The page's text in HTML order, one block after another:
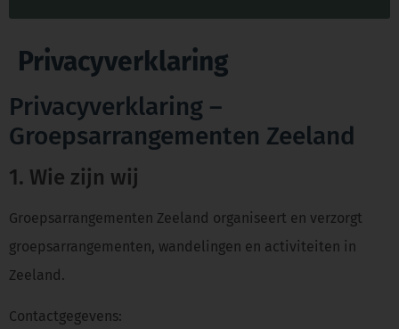
Privacyverklaring
Privacyverklaring –
Groepsarrangementen Zeeland
1. Wie zijn wij
Groepsarrangementen Zeeland organiseert en verzorgt
groepsarrangementen, wandelingen en activiteiten in
Zeeland.
Contactgegevens: